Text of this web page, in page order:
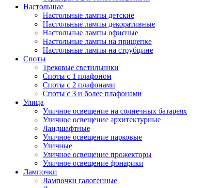
Настольные
Настольные лампы детские
Настольные лампы декоративные
Настольные лампы офисные
Настольные лампы на прищепке
Настольные лампы на струбцине
Споты
Трековые светильники
Споты с 1 плафоном
Споты с 2 плафонами
Споты с 3 и более плафонами
Улица
Уличное освещение на солнечных батареях
Уличное освещение архитектурные
Ландшафтные
Уличное освещение парковые
Уличные
Уличное освещение прожекторы
Уличное освещение фонарики
Лампочки
Лампочки галогенные